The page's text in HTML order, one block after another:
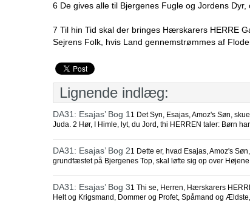
6 De gives alle til Bjergenes Fugle og Jordens
7 Til hin Tid skal der bringes Hærskarers HERRE
Sejrens Folk, hvis Land gennemstrømmes af
Lignende indlæg:
DA31: Esajas’ Bog 1 1 Det Syn, Esajas, Amoz's Søn,
Juda. 2 Hør, I Himle, lyt, du Jord, thi HERREN taler: Børn
DA31: Esajas’ Bog 21 Dette er, hvad Esajas, Amoz's
grundfæstet på Bjergenes Top, skal løfte sig op over
DA31: Esajas’ Bog 31 Thi se, Herren, Hærskarers
Helt og Krigsmand, Dommer og Profet, Spåmand og